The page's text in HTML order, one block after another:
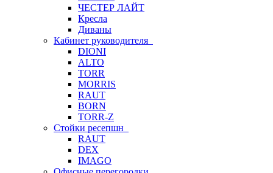
ЧЕСТЕР ЛАЙТ
Кресла
Диваны
Кабинет руководителя
DIONI
ALTO
TORR
MORRIS
RAUT
BORN
TORR-Z
Стойки ресепшн
RAUT
DEX
IMAGO